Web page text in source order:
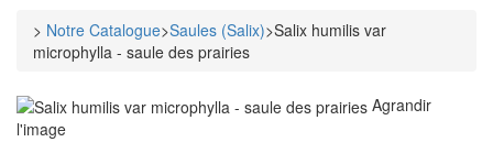
> Notre Catalogue>Saules (Salix)>Salix humilis var
microphylla - saule des prairies
Agrandir
l'image